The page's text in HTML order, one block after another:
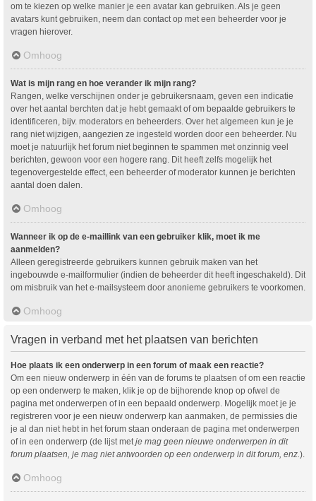
om te kiezen op welke manier je een avatar kan gebruiken. Als je geen
avatars kunt gebruiken, neem dan contact op met een beheerder voor je
vragen hierover.
Omhoog
Wat is mijn rang en hoe verander ik mijn rang?
Rangen, welke verschijnen onder je gebruikersnaam, geven een indicatie
over het aantal berchten dat je hebt gemaakt of om bepaalde gebruikers te
identificeren, bijv. moderators en beheerders. Over het algemeen kun je je
rang niet wijzigen, aangezien ze ingesteld worden door een beheerder. Nu
moet je natuurlijk het forum niet beginnen te spammen met onzinnig veel
berichten, gewoon voor een hogere rang. Dit heeft zelfs mogelijk het
tegenovergestelde effect, een beheerder of moderator kunnen je berichten
aantal doen dalen.
Omhoog
Wanneer ik op de e-maillink van een gebruiker klik, moet ik me
aanmelden?
Alleen geregistreerde gebruikers kunnen gebruik maken van het
ingebouwde e-mailformulier (indien de beheerder dit heeft ingeschakeld). Dit
om misbruik van het e-mailsysteem door anonieme gebruikers te voorkomen.
Omhoog
Vragen in verband met het plaatsen van berichten
Hoe plaats ik een onderwerp in een forum of maak een reactie?
Om een nieuw onderwerp in één van de forums te plaatsen of om een reactie
op een onderwerp te maken, klik je op de bijhorende knop op ofwel de
pagina met onderwerpen of in een bepaald onderwerp. Mogelijk moet je je
registreren voor je een nieuw onderwerp kan aanmaken, de permissies die
je al dan niet hebt in het forum staan onderaan de pagina met onderwerpen
of in een onderwerp (de lijst metje mag geen nieuwe onderwerpen in dit
forum plaatsen, je mag niet antwoorden op een onderwerp in dit forum, enz.).
Omhoog